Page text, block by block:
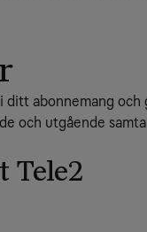
abonnemang och
och utgående
Tele2